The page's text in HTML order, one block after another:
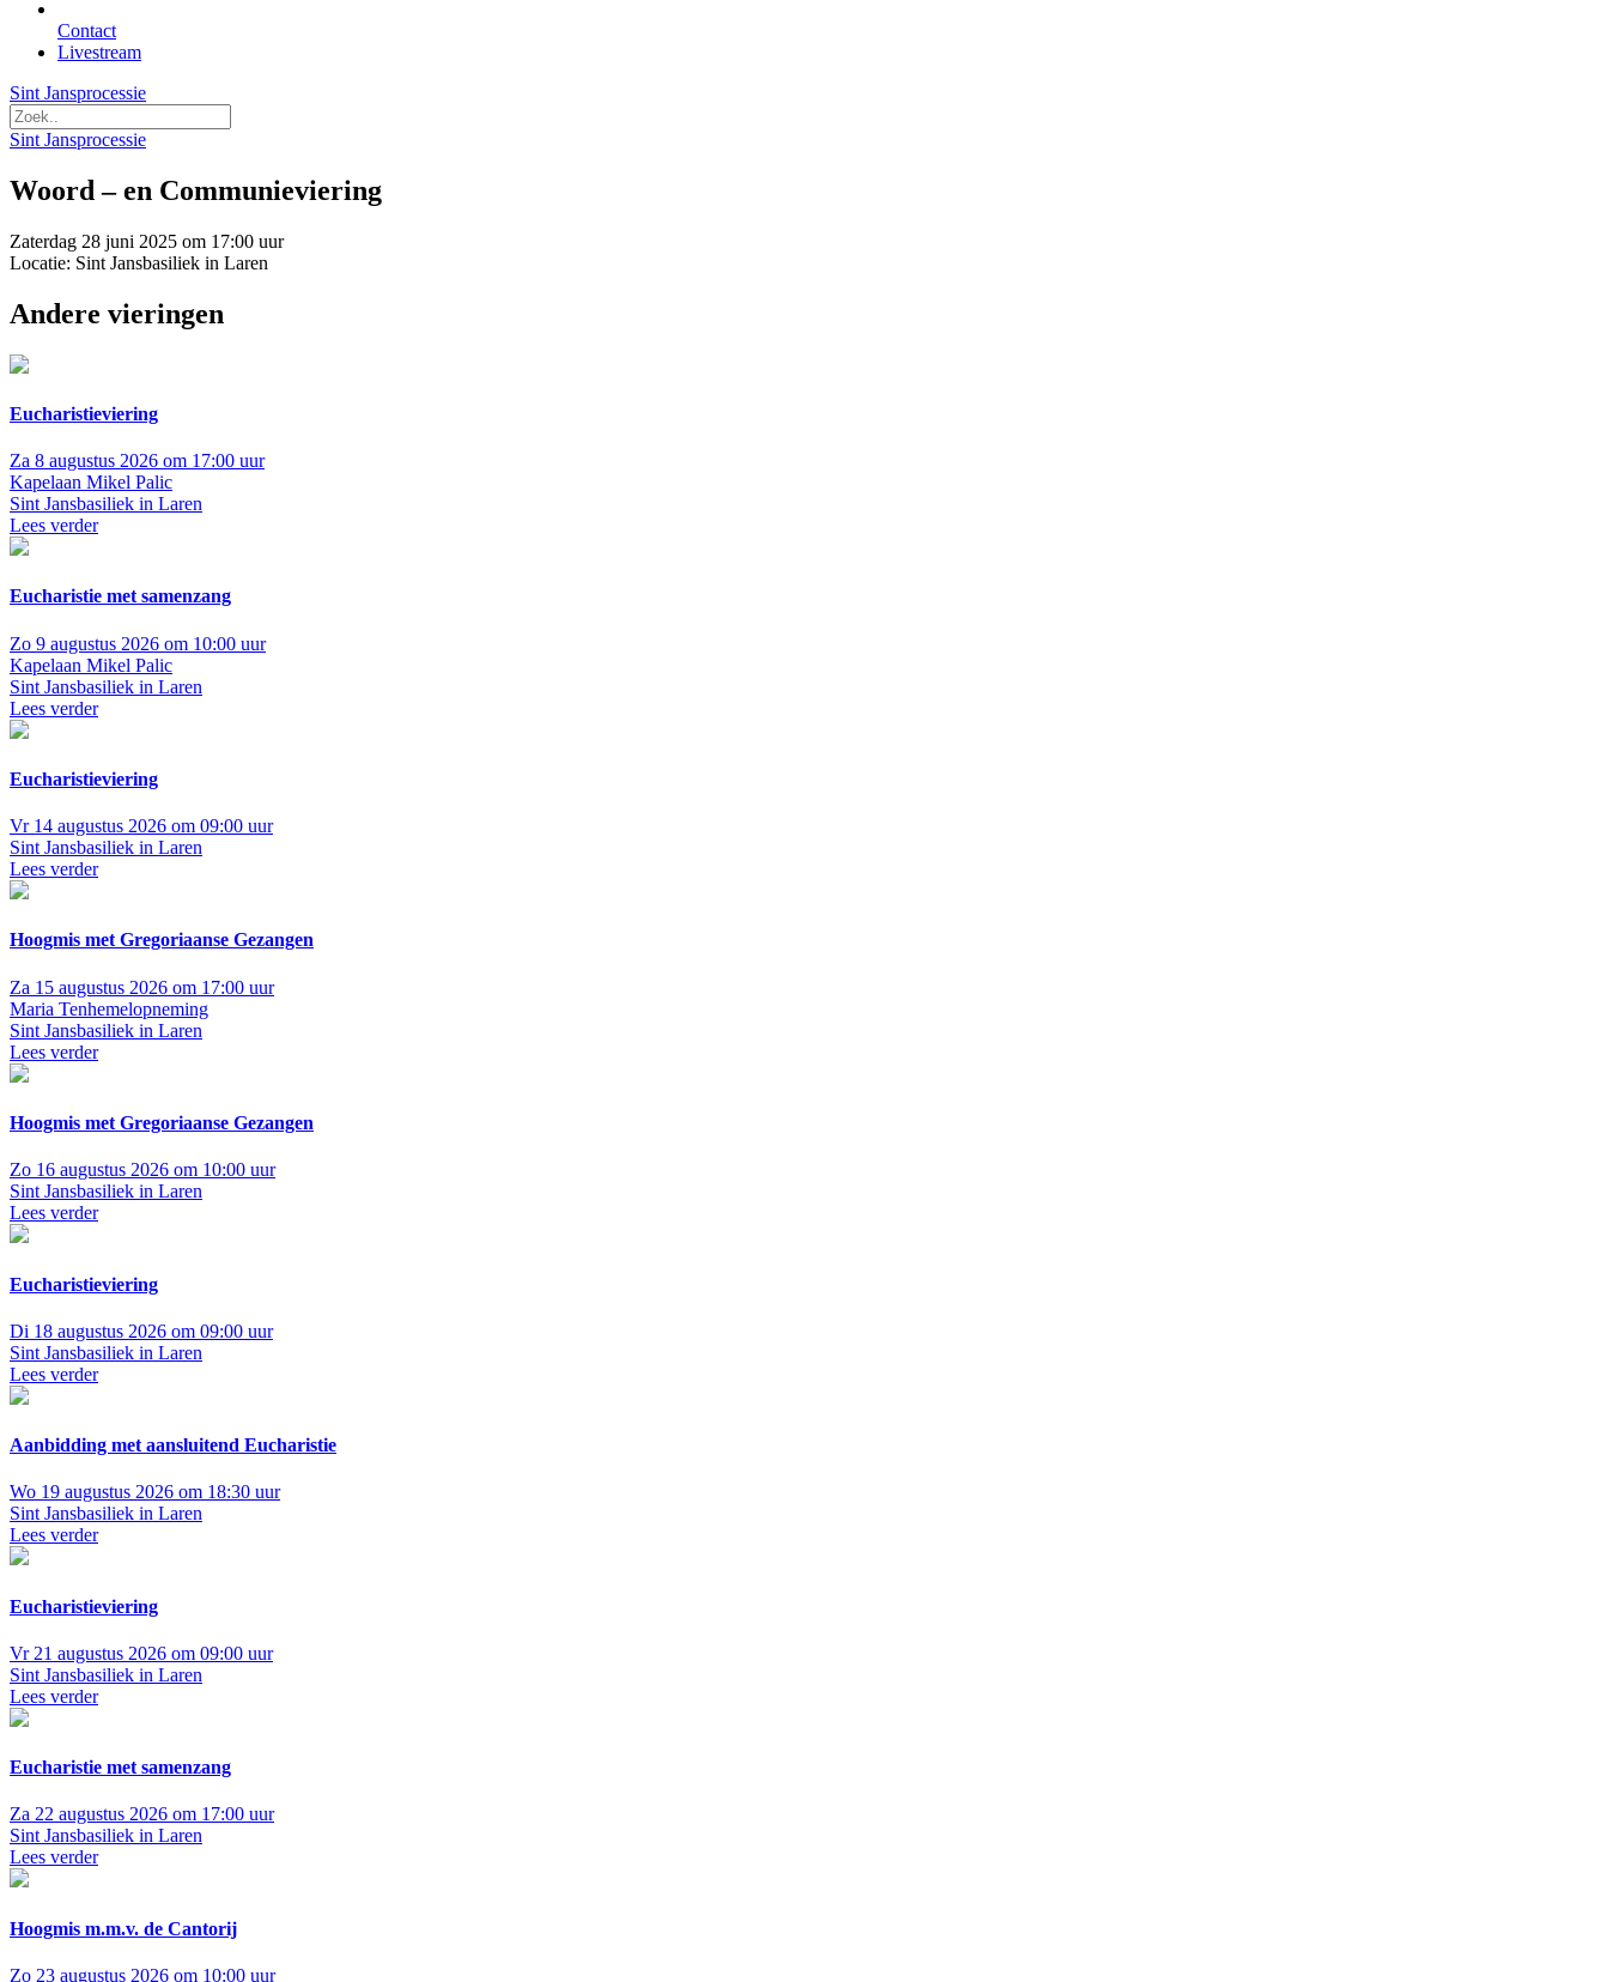
Contact
Livestream
Sint Jansprocessie
Sint Jansprocessie
Woord – en Communieviering
Zaterdag 28 juni 2025 om 17:00 uur
Locatie: Sint Jansbasiliek in Laren
Andere vieringen
Eucharistieviering
Za 8 augustus 2026 om 17:00 uur
Kapelaan Mikel Palic
Sint Jansbasiliek in Laren
Lees verder
Eucharistie met samenzang
Zo 9 augustus 2026 om 10:00 uur
Kapelaan Mikel Palic
Sint Jansbasiliek in Laren
Lees verder
Eucharistieviering
Vr 14 augustus 2026 om 09:00 uur
Sint Jansbasiliek in Laren
Lees verder
Hoogmis met Gregoriaanse Gezangen
Za 15 augustus 2026 om 17:00 uur
Maria Tenhemelopneming
Sint Jansbasiliek in Laren
Lees verder
Hoogmis met Gregoriaanse Gezangen
Zo 16 augustus 2026 om 10:00 uur
Sint Jansbasiliek in Laren
Lees verder
Eucharistieviering
Di 18 augustus 2026 om 09:00 uur
Sint Jansbasiliek in Laren
Lees verder
Aanbidding met aansluitend Eucharistie
Wo 19 augustus 2026 om 18:30 uur
Sint Jansbasiliek in Laren
Lees verder
Eucharistieviering
Vr 21 augustus 2026 om 09:00 uur
Sint Jansbasiliek in Laren
Lees verder
Eucharistie met samenzang
Za 22 augustus 2026 om 17:00 uur
Sint Jansbasiliek in Laren
Lees verder
Hoogmis m.m.v. de Cantorij
Zo 23 augustus 2026 om 10:00 uur